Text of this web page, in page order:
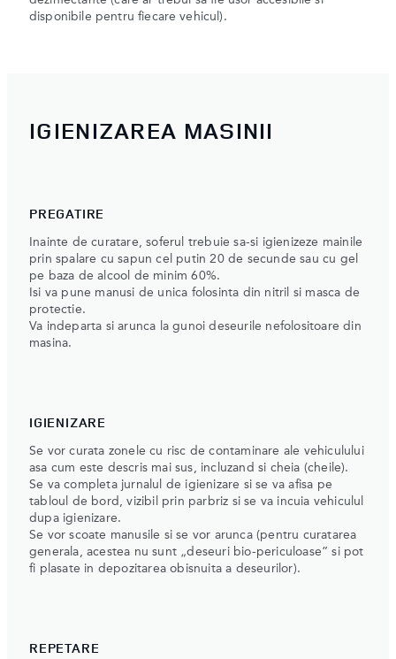
disponibile pentru fiecare vehicul).
IGIENIZAREA MASINII
PREGATIRE
Inainte de curatare, soferul trebuie sa-si igienizeze mainile
prin spalare cu sapun cel putin 20 de secunde sau cu gel
pe baza de alcool de minim 60%.
Isi va pune manusi de unica folosinta din nitril si masca de
protectie.
Va indeparta si arunca la gunoi deseurile nefolositoare din
masina.
IGIENIZARE
Se vor curata zonele cu risc de contaminare ale vehiculului
asa cum este descris mai sus, incluzand si cheia (cheile).
Se va completa jurnalul de igienizare si se va afisa pe
tabloul de bord, vizibil prin parbriz si se va incuia vehiculul
dupa igienizare.
Se vor scoate manusile si se vor arunca (pentru curatarea
generala, acestea nu sunt „deseuri bio-periculoase” si pot
fi plasate in depozitarea obisnuita a deseurilor).
REPETARE